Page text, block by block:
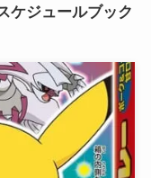
ケジュールブック